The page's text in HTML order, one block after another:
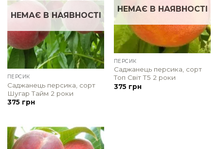
НЕМАЄ В НАЯВНОСТІ
ПЕРСИК
Саджанець персика, сорт
Шугар Тайм 2 роки
375 грн
НЕМАЄ В НАЯВНОСТІ
ПЕРСИК
Саджанець персика, сорт
Топ Світ Т5 2 роки
375 грн